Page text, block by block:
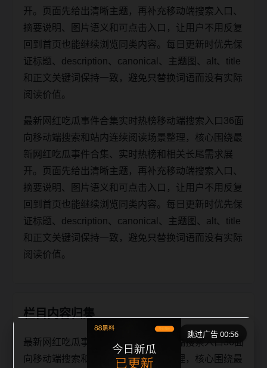
开。页面先给出清晰主题，再补充移动端搜索入口、
摘要说明、图片语义和可点击入口，让用户不用反复
回到首页也能继续浏览同类内容。每日更新时优先保
证标题、description、canonical、主题图、alt、title
和正文关键词保持一致，避免只替换词语而没有实际
阅读价值。
最新网红吃瓜事件合集实时热榜移动端搜索入口36面
向移动端搜索和站内连续阅读场景整理，核心围绕最
新网红吃瓜事件合集、实时热榜和相关长尾需求展
开。页面先给出清晰主题，再补充移动端搜索入口、
摘要说明、图片语义和可点击入口，让用户不用反复
回到首页也能继续浏览同类内容。每日更新时优先保
证标题、description、canonical、主题图、alt、title
和正文关键词保持一致，避免只替换词语而没有实际
阅读价值。
栏目内容归集
最新网红吃瓜事件合集实时热榜移动端搜索入口36面
向移动端搜索和站内连续阅读场景整理，核心围绕最
跳过广告 00:56